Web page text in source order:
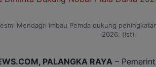
Mendagri imbau Pemda dukung
2026. (Ist)
PALANGKA RAYA –